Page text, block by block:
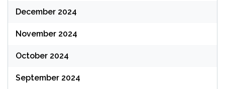
December 2024
November 2024
October 2024
September 2024